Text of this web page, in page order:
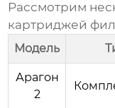
Рассмотрим
картриджей
Модель
Арагон
2